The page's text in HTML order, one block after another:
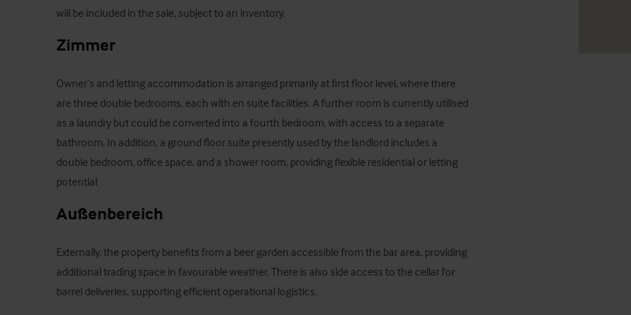
will be included in the sale, subject to an inventory.
Zimmer
Owner’s and letting accommodation is arranged primarily at first floor level, where there
are three double bedrooms, each with en suite facilities. A further room is currently utilised
as a laundry but could be converted into a fourth bedroom, with access to a separate
bathroom. In addition, a ground floor suite presently used by the landlord includes a
double bedroom, office space, and a shower room, providing flexible residential or letting
potential
Außenbereich
Externally, the property benefits from a beer garden accessible from the bar area, providing
additional trading space in favourable weather. There is also side access to the cellar for
barrel deliveries, supporting efficient operational logistics.